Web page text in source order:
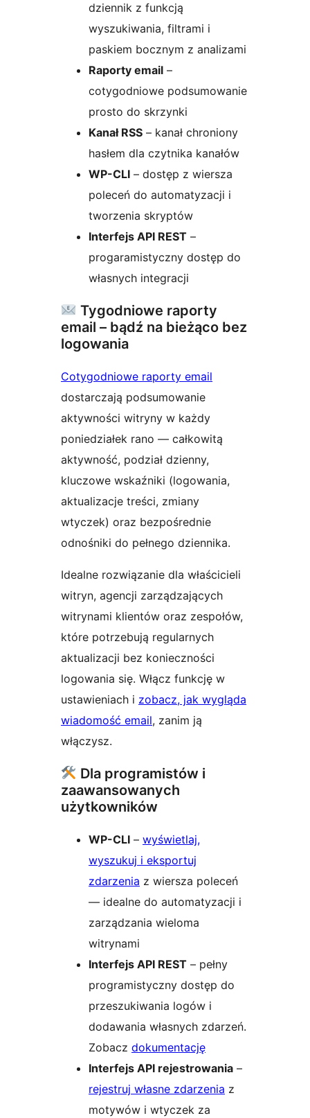
dziennik z funkcją
wyszukiwania, filtrami i
paskiem bocznym z analizami
Raporty email –
cotygodniowe podsumowanie
prosto do skrzynki
Kanał RSS – kanał chroniony
hasłem dla czytnika kanałów
WP-CLI – dostęp z wiersza
poleceń do automatyzacji i
tworzenia skryptów
Interfejs API REST –
progaramistyczny dostęp do
własnych integracji
Tygodniowe raporty
email – bądź na bieżąco bez
logowania
Cotygodniowe raporty email
dostarczają podsumowanie
aktywności witryny w każdy
poniedziałek rano — całkowitą
aktywność, podział dzienny,
kluczowe wskaźniki (logowania,
aktualizacje treści, zmiany
wtyczek) oraz bezpośrednie
odnośniki do pełnego dziennika.
Idealne rozwiązanie dla właścicieli
witryn, agencji zarządzających
witrynami klientów oraz zespołów,
które potrzebują regularnych
aktualizacji bez konieczności
logowania się. Włącz funkcję w
ustawieniach i zobacz, jak wygląda
wiadomość email, zanim ją
włączysz.
Dla programistów i
zaawansowanych
użytkowników
WP-CLI – wyświetlaj,
wyszukuj i eksportuj
zdarzenia z wiersza poleceń
— idealne do automatyzacji i
zarządzania wieloma
witrynami
Interfejs API REST – pełny
programistyczny dostęp do
przeszukiwania logów i
dodawania własnych zdarzeń.
Zobacz dokumentację
Interfejs API rejestrowania –
rejestruj własne zdarzenia z
motywów i wtyczek za